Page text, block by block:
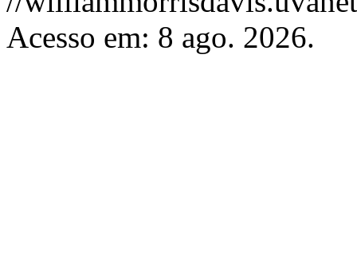
Acesso em: 8 ago. 2026.